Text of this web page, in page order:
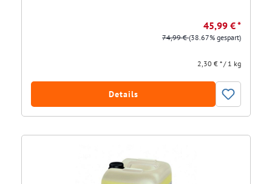
45,99 € *
74,99 €(38.67% gespart)
2,30 € * / 1 kg
Details